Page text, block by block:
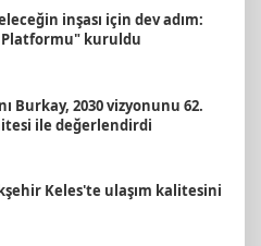
inşası için dev adım:
kuruldu
Burkay, 2030 vizyonunu 62.
ile değerlendirdi
Keles'te ulaşım kalitesini